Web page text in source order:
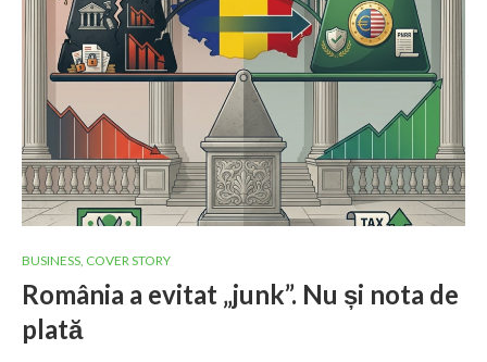
BUSINESS, COVER STORY
România a evitat „junk”. Nu și nota de
plată